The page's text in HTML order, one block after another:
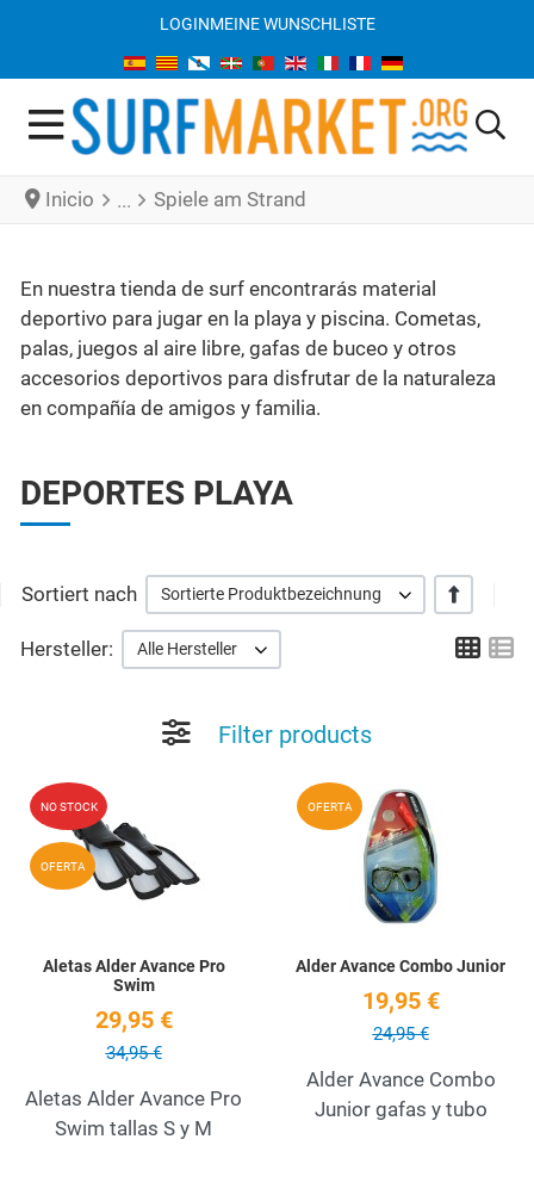
LOGINMEINE WUNSCHLISTE
Inicio Spiele am Strand
En nuestra tienda de surf encontrarás material
deportivo para jugar en la playa y piscina. Cometas,
palas, juegos al aire libre, gafas de buceo y otros
accesorios deportivos para disfrutar de la naturaleza
en compañía de amigos y familia.
DEPORTES PLAYA
Sortiert nach Sortierte Produktbezeichnung +/-
Hersteller: Alle Hersteller Grid
Filter products
NO STOCK
OFERTA
Add to Wishlist
Aletas Alder Avance Pro
Swim
29,95 €
34,95 €
Aletas Alder Avance Pro
Swim tallas S y M
OFERTA
Alder Avance Combo Junior
19,95 €
24,95 €
Alder Avance Combo
Junior gafas y tubo